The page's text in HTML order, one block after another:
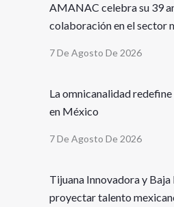
AMANAC celebra su 39
colaboración en el sector
7 De Agosto De 2026
La omnicanalidad
en México
7 De Agosto De 2026
Tijuana Innovadora y
proyectar talento